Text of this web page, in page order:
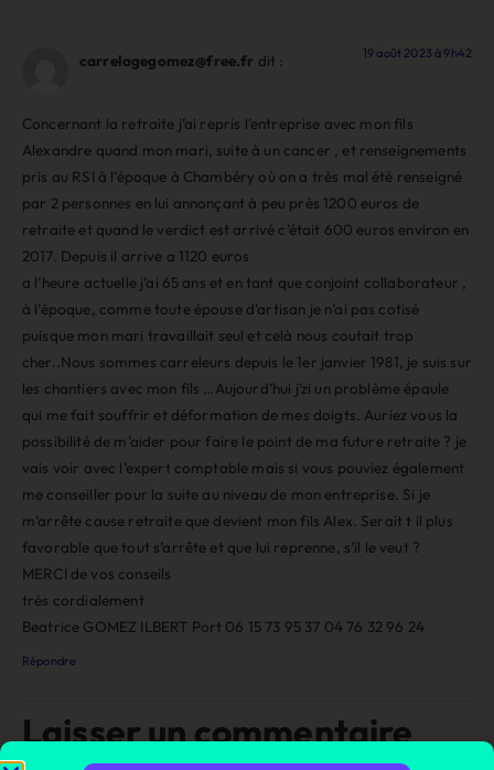
carrelagegomez@free.fr dit : 19 août 2023 à 9h42
Concernant la retraite j’ai repris l’entreprise avec mon fils
Alexandre quand mon mari, suite à un cancer , et renseignements
pris au RSI à l’époque à Chambéry où on a très mal été renseigné
par 2 personnes en lui annonçant à peu près 1200 euros de
retraite et quand le verdict est arrivé c’était 600 euros environ en
2017. Depuis il arrive a 1120 euros
a l’heure actuelle j’ai 65 ans et en tant que conjoint collaborateur ,
à l’époque, comme toute épouse d’artisan je n’ai pas cotisé
puisque mon mari travaillait seul et celà nous coutait trop
cher..Nous sommes carreleurs depuis le 1er janvier 1981, je suis sur
les chantiers avec mon fils …Aujourd’hui j’zi un problème épaule
qui me fait souffrir et déformation de mes doigts. Auriez vous la
possibilité de m’aider pour faire le point de ma future retraite ? je
vais voir avec l’expert comptable mais si vous pouviez également
me conseiller pour la suite au niveau de mon entreprise. Si je
m’arrête cause retraite que devient mon fils Alex. Serait t il plus
favorable que tout s’arrête et que lui reprenne, s’il le veut ?
MERCI de vos conseils
très cordialement
Beatrice GOMEZ ILBERT Port 06 15 73 95 37 04 76 32 96 24
Répondre
Laisser un commentaire